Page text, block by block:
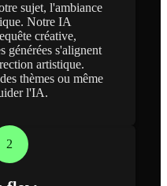
sujet, l'ambiance
Notre IA
créative,
générées s'alignent
artistique.
thèmes ou même
l'IA.
2